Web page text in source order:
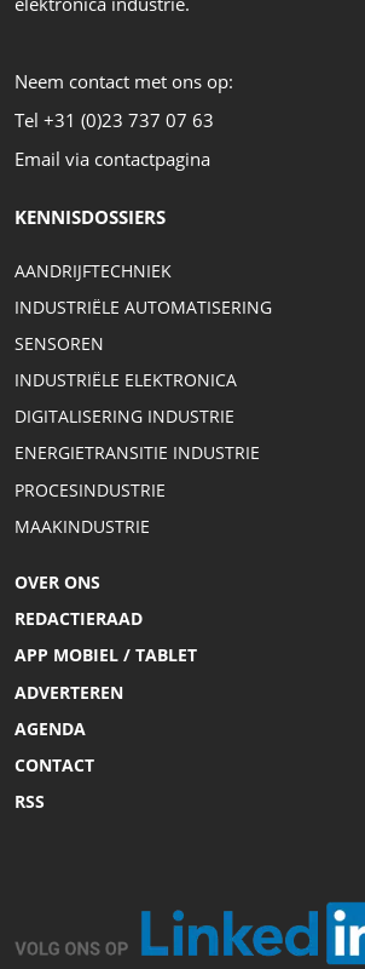
Neem contact met ons op:
Tel +31 (0)23 737 07 63
Email via contactpagina
KENNISDOSSIERS
AANDRIJFTECHNIEK
INDUSTRIËLE AUTOMATISERING
SENSOREN
INDUSTRIËLE ELEKTRONICA
DIGITALISERING INDUSTRIE
ENERGIETRANSITIE INDUSTRIE
PROCESINDUSTRIE
MAAKINDUSTRIE
OVER ONS
REDACTIERAAD
APP MOBIEL / TABLET
ADVERTEREN
AGENDA
CONTACT
RSS